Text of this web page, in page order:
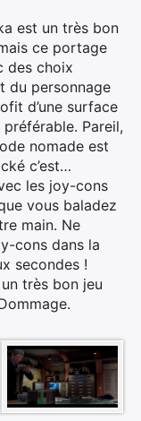
est un très bon
ce portage
des choix
du personnage
d’une surface
Pareil,
nomade est
c’est…
les joy-cons
vous baladez
main. Ne
cons dans la
secondes !
très bon jeu